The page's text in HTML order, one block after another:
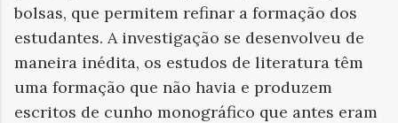
bolsas, que permitem refinar a formação dos
estudantes. A investigação se desenvolveu de
maneira inédita, os estudos de literatura têm
uma formação que não havia e produzem
escritos de cunho monográfico que antes eram